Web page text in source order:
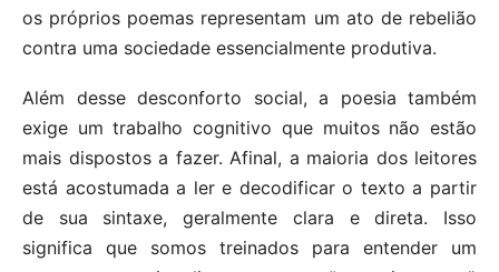
os próprios poemas representam um ato de rebelião
contra uma sociedade essencialmente produtiva.
Além desse desconforto social, a poesia também
exige um trabalho cognitivo que muitos não estão
mais dispostos a fazer. Afinal, a maioria dos leitores
está acostumada a ler e decodificar o texto a partir
de sua sintaxe, geralmente clara e direta. Isso
significa que somos treinados para entender um